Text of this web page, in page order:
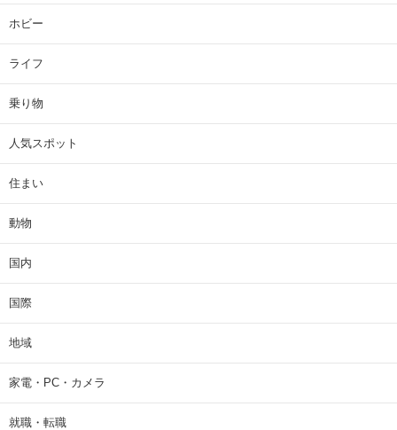
ホビー
ライフ
乗り物
人気スポット
住まい
動物
国内
国際
地域
家電・PC・カメラ
就職・転職